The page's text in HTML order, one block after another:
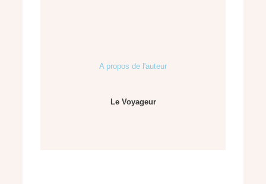
A propos de l'auteur
Le Voyageur